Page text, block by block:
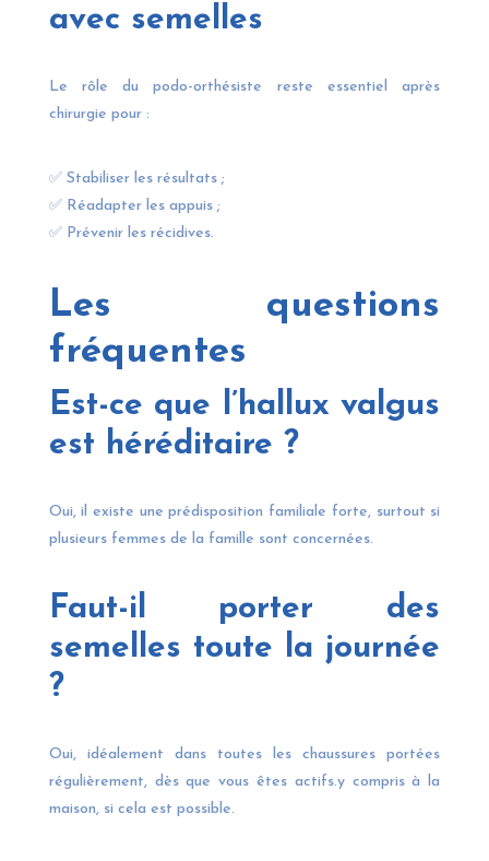
avec semelles
Le rôle du podo-orthésiste reste essentiel après
chirurgie pour :
✅ Stabiliser les résultats ;
✅ Réadapter les appuis ;
✅ Prévenir les récidives.
Les questions
fréquentes
Est-ce que l’hallux valgus
est héréditaire ?
Oui, il existe une prédisposition familiale forte, surtout si
plusieurs femmes de la famille sont concernées.
Faut-il porter des
semelles toute la journée
?
Oui, idéalement dans toutes les chaussures portées
régulièrement, dès que vous êtes actifs.y compris à la
maison, si cela est possible.